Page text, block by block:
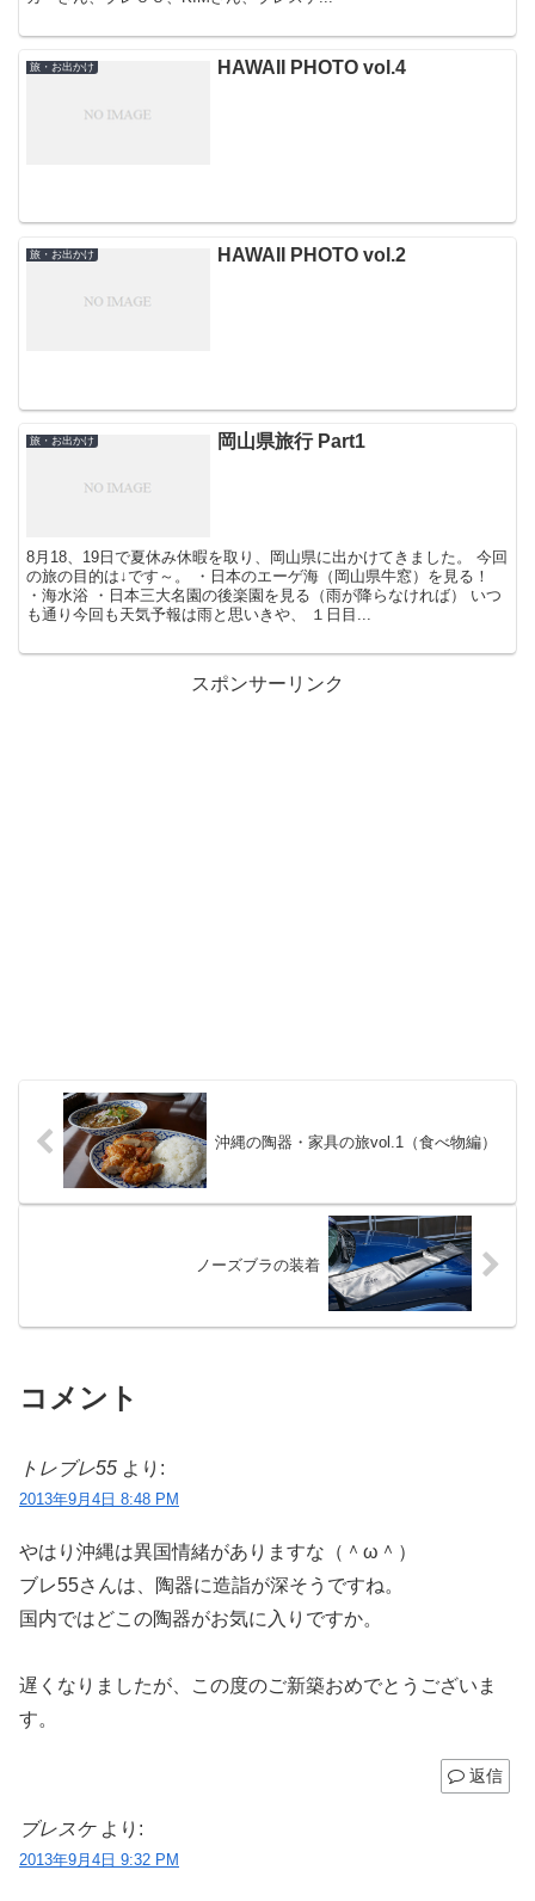
旅・お出かけ HAWAII PHOTO vol.4
旅・お出かけ HAWAII PHOTO vol.2
旅・お出かけ 岡山県旅行 Part1
8月18、19日で夏休み休暇を取り、岡山県に出かけてきました。 今回
の旅の目的は↓です～。 ・日本のエーゲ海（岡山県牛窓）を見る！
・海水浴 ・日本三大名園の後楽園を見る（雨が降らなければ） いつ
も通り今回も天気予報は雨と思いきや、 １日目...
スポンサーリンク
沖縄の陶器・家具の旅vol.1（食べ物編）
ノーズブラの装着
コメント
トレブレ55 より:
2013年9月4日 8:48 PM
やはり沖縄は異国情緒がありますな（＾ω＾）
ブレ55さんは、陶器に造詣が深そうですね。
国内ではどこの陶器がお気に入りですか。
遅くなりましたが、この度のご新築おめでとうございま
す。
返信
ブレスケ より:
2013年9月4日 9:32 PM